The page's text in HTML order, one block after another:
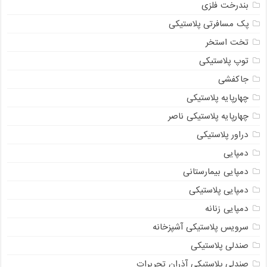
بندرخت فلزی
پک مسافرتی پلاستیکی
تخت استخر
توپ پلاستیکی
جاکفشی
چهارپایه پلاستیکی
چهارپایه پلاستیکی ناصر
دراور پلاستیکی
دمپایی
دمپایی بیمارستانی
دمپایی پلاستیکی
دمپایی زنانه
سرویس پلاستیکی آشپزخانه
صندلی پلاستیکی
صندلی پلاستیکی آذران تحریرات